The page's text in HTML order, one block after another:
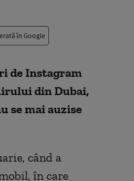
în Google
de Instagram
din Dubai,
se mai auzise
când a
în care